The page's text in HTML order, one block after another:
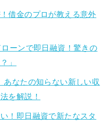
借金のプロが教える意外
ローンで即日融資！驚きの
」
あなたの知らない新しい収
を解説！
！即日融資で新たなスタ